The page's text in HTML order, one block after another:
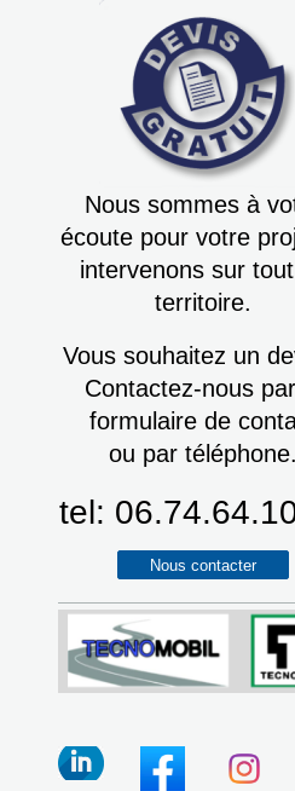
Nous sommes à
écoute pour votre
intervenons sur
territoire.
Vous souhaitez un
Contactez-nous
formulaire de
ou par téléphone.
tel:
Nous contacter